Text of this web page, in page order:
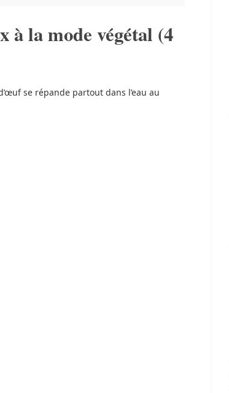
à la mode végétal (4
se répande partout dans l’eau au